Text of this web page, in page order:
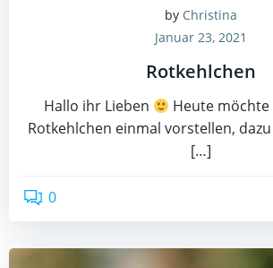
by Christina
Januar 23, 2021
Rotkehlchen
Hallo ihr Lieben
Heute möchte
Rotkehlchen einmal vorstellen,
[…]
0